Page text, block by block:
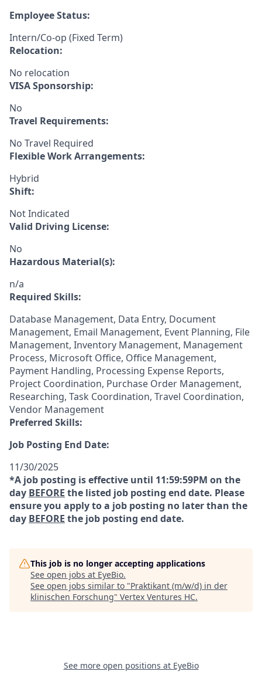
Employee Status:
Intern/Co-op (Fixed Term)
Relocation:
No relocation
VISA Sponsorship:
No
Travel Requirements:
No Travel Required
Flexible Work Arrangements:
Hybrid
Shift:
Not Indicated
Valid Driving License:
No
Hazardous Material(s):
n/a
Required Skills:
Database Management, Data Entry, Document
Management, Email Management, Event Planning, File
Management, Inventory Management, Management
Process, Microsoft Office, Office Management,
Payment Handling, Processing Expense Reports,
Project Coordination, Purchase Order Management,
Researching, Task Coordination, Travel Coordination,
Vendor Management
Preferred Skills:
Job Posting End Date:
11/30/2025
*A job posting is effective until 11:59:59PM on the
day BEFORE the listed job posting end date. Please
ensure you apply to a job posting no later than the
day BEFORE the job posting end date.
This job is no longer accepting applications
See open jobs at EyeBio.
See open jobs similar to "Praktikant (m/w/d) in der
klinischen Forschung" Vertex Ventures HC.
See more open positions at EyeBio